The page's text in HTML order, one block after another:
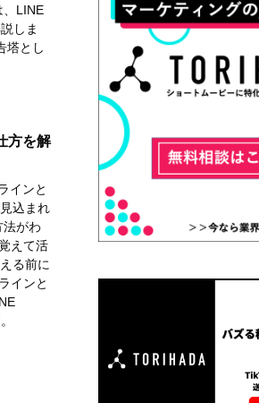
、LINE
しま
塔とし
方を解
インと
込まれ
法がわ
えて活
る前に
インと